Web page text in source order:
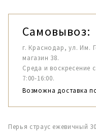
Самовывоз:
г. Краснодар, ул. Им.
магазин 38.
Среда и воскресение
7:00-16:00.
Возможна доставка
Перья страус ежевичный